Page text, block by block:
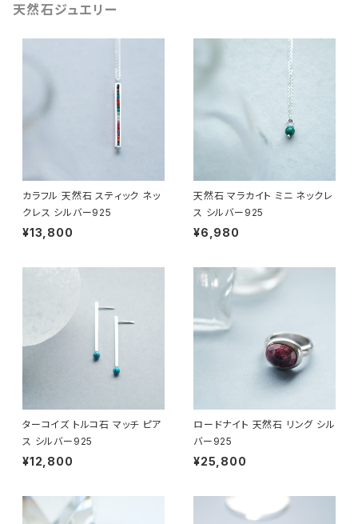
天然石ジュエリー
カラフル 天然石 スティック ネッ
クレス シルバー925
¥13,800
天然石 マラカイト ミニ ネックレ
ス シルバー925
¥6,980
ターコイズ トルコ石 マッチ ピア
ス シルバー925
¥12,800
ロードナイト 天然石 リング シル
バー925
¥25,800